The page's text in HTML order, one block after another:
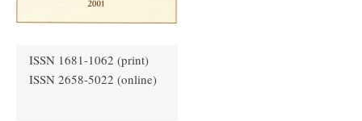
ISSN 1681-1062 (print)
ISSN 2658-5022 (online)